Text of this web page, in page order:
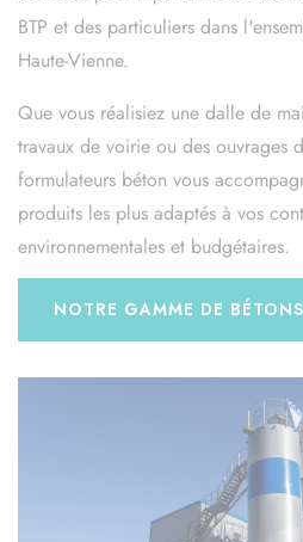
BTP et des particuliers dans
Haute-Vienne.
Que vous réalisiez une dalle de
travaux de voirie ou des ouvrages
formulateurs béton vous
produits les plus adaptés à vos
environnementales et budgétaires.
NOTRE GAMME DE BÉTONS